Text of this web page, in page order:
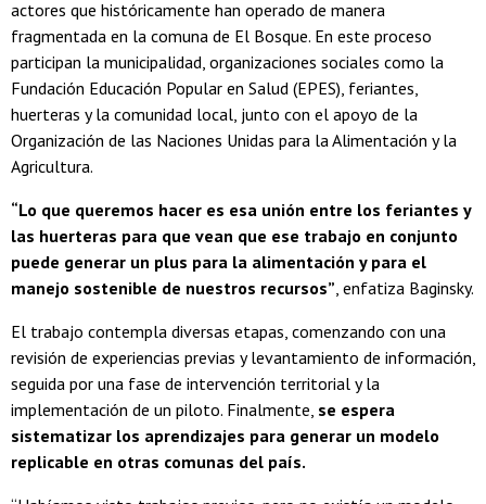
actores que históricamente han operado de manera
fragmentada en la comuna de El Bosque. En este proceso
participan la municipalidad, organizaciones sociales como la
Fundación Educación Popular en Salud (EPES), feriantes,
huerteras y la comunidad local, junto con el apoyo de la
Organización de las Naciones Unidas para la Alimentación y la
Agricultura.
“Lo que queremos hacer es esa unión entre los feriantes y
las huerteras para que vean que ese trabajo en conjunto
puede generar un plus para la alimentación y para el
manejo sostenible de nuestros recursos”, enfatiza Baginsky.
El trabajo contempla diversas etapas, comenzando con una
revisión de experiencias previas y levantamiento de información,
seguida por una fase de intervención territorial y la
implementación de un piloto. Finalmente, se espera
sistematizar los aprendizajes para generar un modelo
replicable en otras comunas del país.